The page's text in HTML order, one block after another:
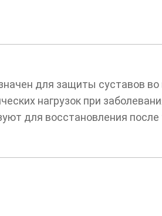
для защиты суставов
нагрузок при
для восстановления